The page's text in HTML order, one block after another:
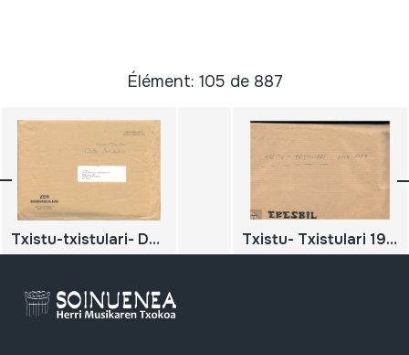
Élément: 105 de 887
Txistu-txistulari- Datos periodísticos. Txistu- Txistulari 1928-1929